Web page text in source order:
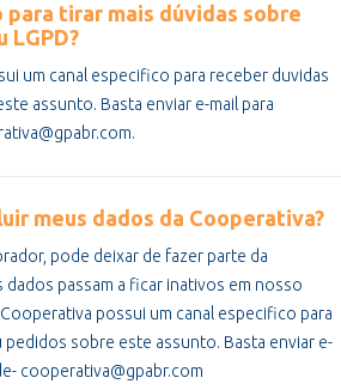
para tirar mais dúvidas sobre
LGPD?
um canal especifico para receber duvidas
assunto. Basta enviar e-mail para
meus dados da Cooperativa?
pode deixar de fazer parte da
dados passam a ficar inativos em nosso
possui um canal especifico para
pedidos sobre este assunto. Basta enviar e-
cooperativa@gpabr.com